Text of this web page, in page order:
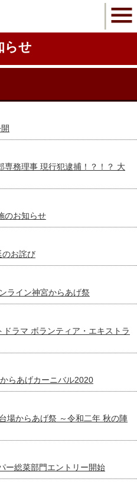
らせ
専務理事 現行犯逮捕！？！？ 大
のお知らせ
のお詫び
ライン神宮からあげ祭
ラマ ボランティア・エキストラ
らあげカーニバル2020
場からあげ祭 ～令和二年 秋の陣
ー総菜部門エントリー開始